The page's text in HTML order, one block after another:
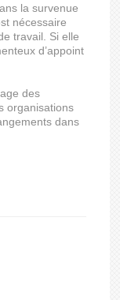
la survenue
nécessaire
travail. Si elle
d’appoint
des
organisations
dans